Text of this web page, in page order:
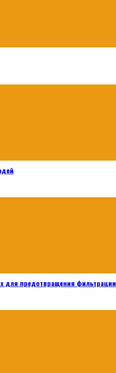
для предотвращения фильтрации